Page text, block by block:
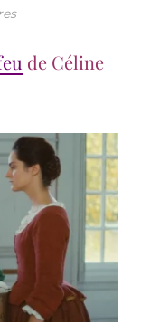
de Céline